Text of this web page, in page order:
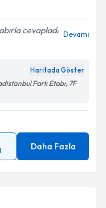
cevapladı Devamı
Haritada Göster
Park Etabı, 7F
Daha Fazla